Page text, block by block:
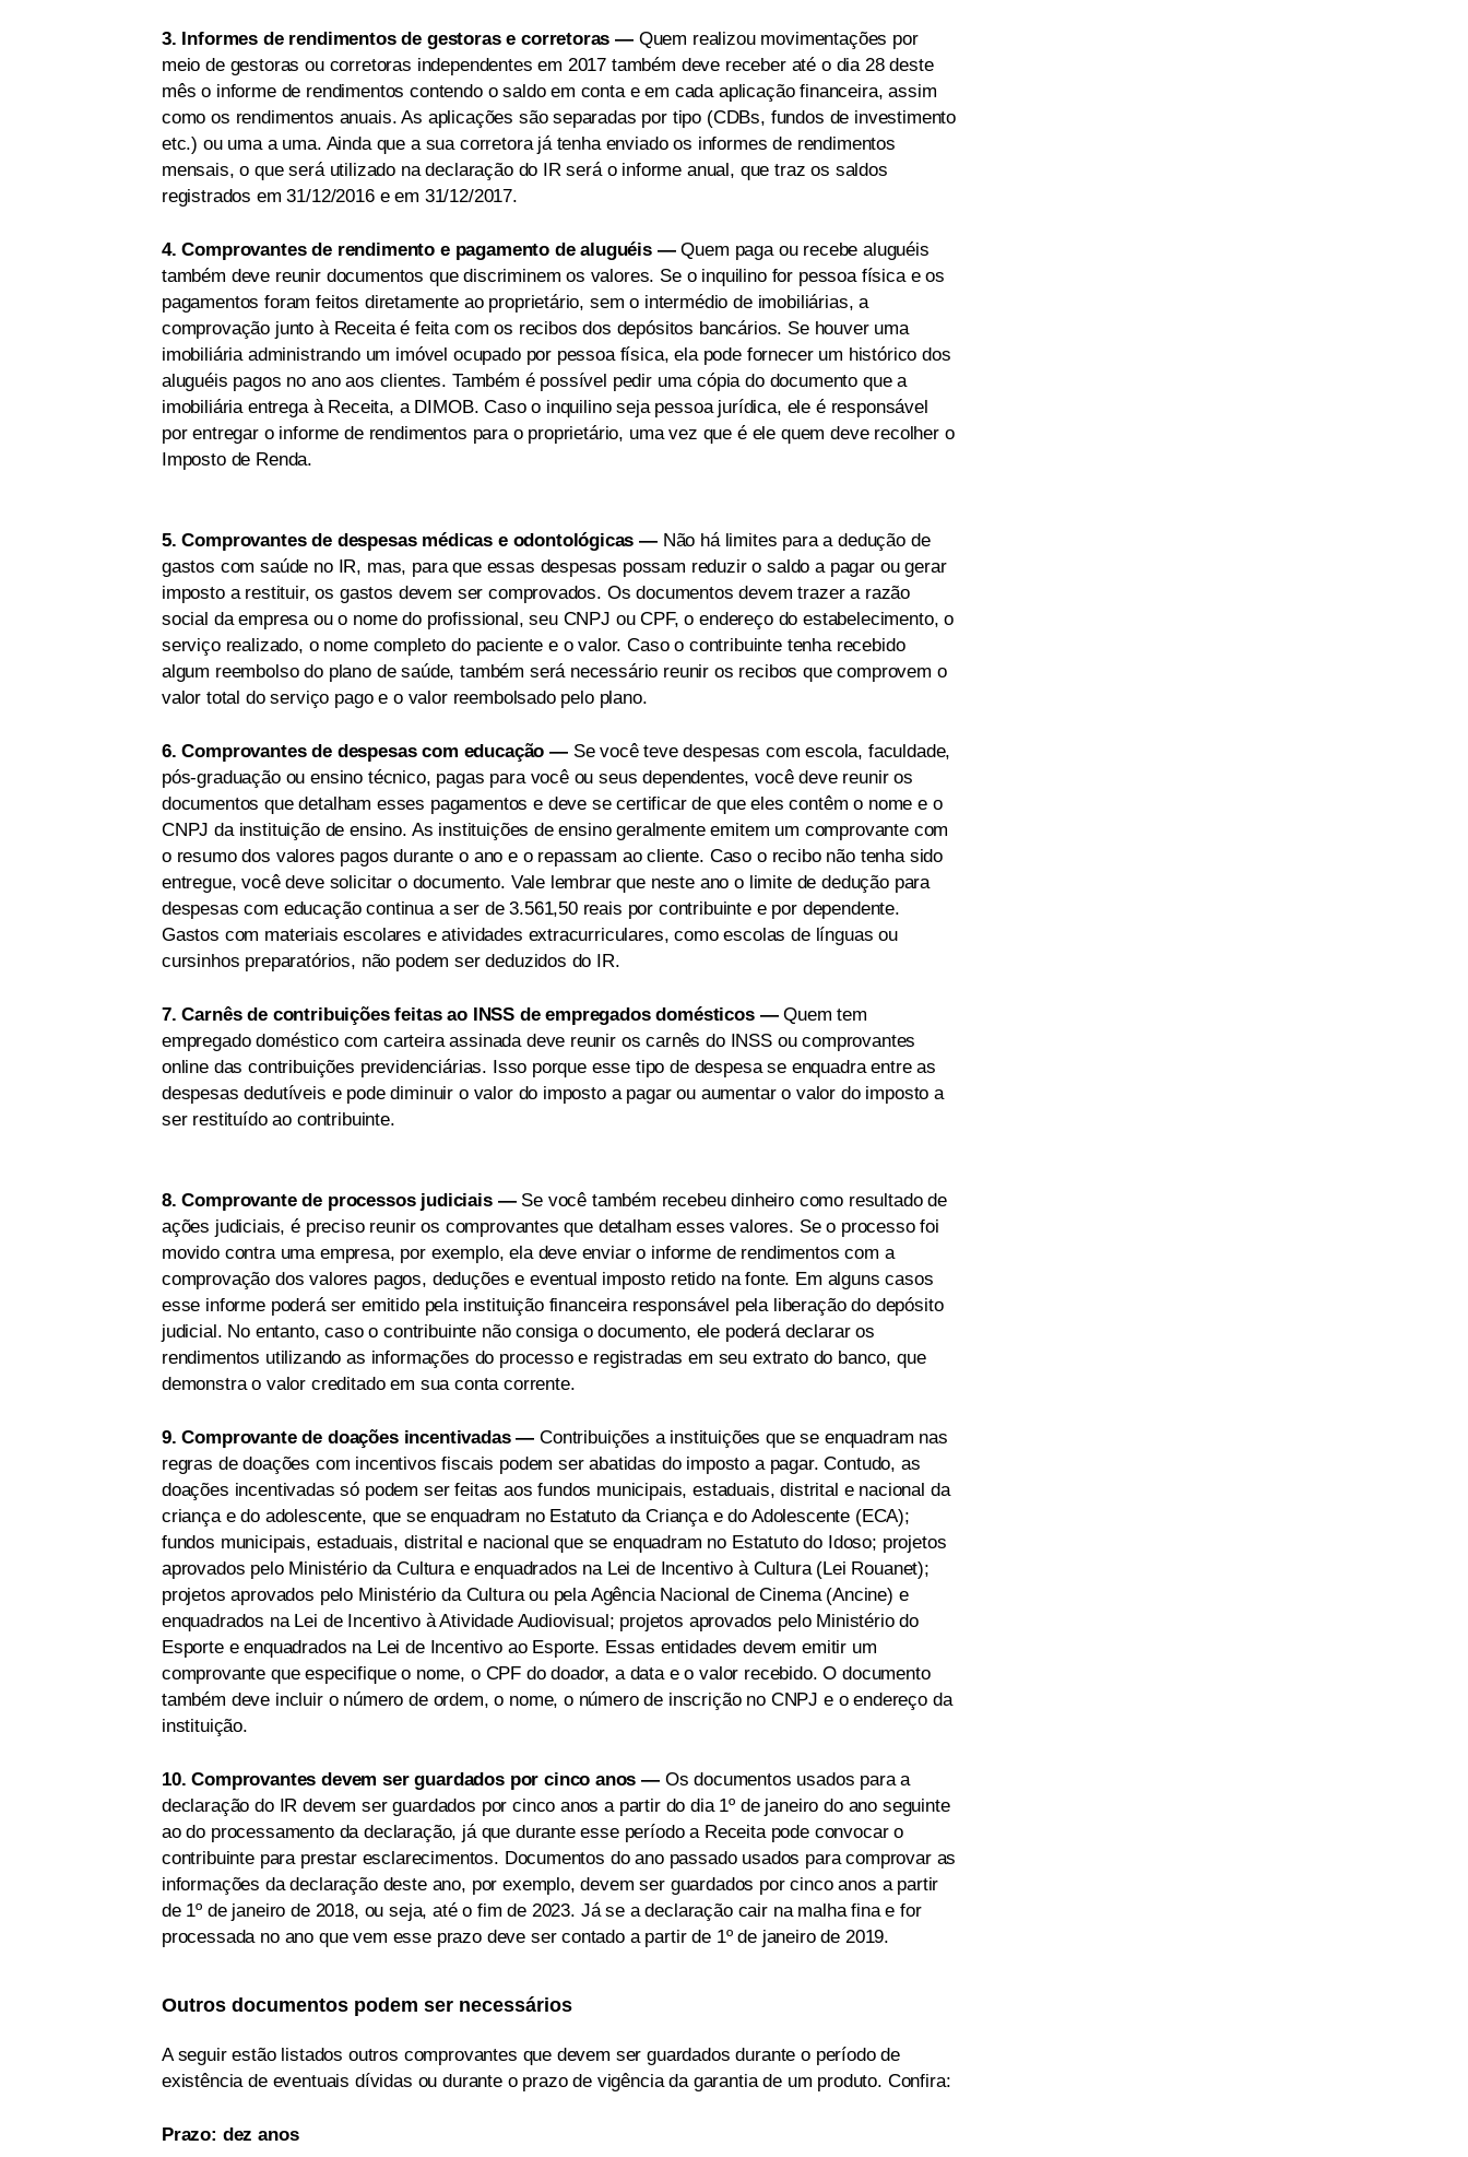
3. Informes de rendimentos de gestoras e corretoras — Quem realizou movimentações por
meio de gestoras ou corretoras independentes em 2017 também deve receber até o dia 28 deste
mês o informe de rendimentos contendo o saldo em conta e em cada aplicação financeira, assim
como os rendimentos anuais. As aplicações são separadas por tipo (CDBs, fundos de investimento
etc.) ou uma a uma. Ainda que a sua corretora já tenha enviado os informes de rendimentos
mensais, o que será utilizado na declaração do IR será o informe anual, que traz os saldos
registrados em 31/12/2016 e em 31/12/2017.
4. Comprovantes de rendimento e pagamento de aluguéis —Quem paga ou recebe aluguéis
também deve reunir documentos que discriminem os valores. Se o inquilino for pessoa física e os
pagamentos foram feitos diretamente ao proprietário, sem o intermédio de imobiliárias, a
comprovação junto à Receita é feita com os recibos dos depósitos bancários. Se houver uma
imobiliária administrando um imóvel ocupado por pessoa física, ela pode fornecer um histórico dos
aluguéis pagos no ano aos clientes. Também é possível pedir uma cópia do documento que a
imobiliária entrega à Receita, a DIMOB. Caso o inquilino seja pessoa jurídica, ele é responsável
por entregar o informe de rendimentos para o proprietário, uma vez que é ele quem deve recolher o
Imposto de Renda.
5. Comprovantes de despesas médicas e odontológicas — Não há limites para a dedução de
gastos com saúde no IR, mas, para que essas despesas possam reduzir o saldo a pagar ou gerar
imposto a restituir, os gastos devem ser comprovados. Os documentos devem trazer a razão
social da empresa ou o nome do profissional, seu CNPJ ou CPF, o endereço do estabelecimento, o
serviço realizado, o nome completo do paciente e o valor. Caso o contribuinte tenha recebido
algum reembolso do plano de saúde, também será necessário reunir os recibos que comprovem o
valor total do serviço pago e o valor reembolsado pelo plano.
6. Comprovantes de despesas com educação —Se você teve despesas com escola, faculdade,
pós-graduação ou ensino técnico, pagas para você ou seus dependentes, você deve reunir os
documentos que detalham esses pagamentos e deve se certificar de que eles contêm o nome e o
CNPJ da instituição de ensino. As instituições de ensino geralmente emitem um comprovante com
o resumo dos valores pagos durante o ano e o repassam ao cliente. Caso o recibo não tenha sido
entregue, você deve solicitar o documento. Vale lembrar que neste ano o limite de dedução para
despesas com educação continua a ser de 3.561,50 reais por contribuinte e por dependente.
Gastos com materiais escolares e atividades extracurriculares, como escolas de línguas ou
cursinhos preparatórios, não podem ser deduzidos do IR.
7. Carnês de contribuições feitas ao INSS de empregados domésticos —Quem tem
empregado doméstico com carteira assinada deve reunir os carnês do INSS ou comprovantes
online das contribuições previdenciárias. Isso porque esse tipo de despesa se enquadra entre as
despesas dedutíveis e pode diminuir o valor do imposto a pagar ou aumentar o valor do imposto a
ser restituído ao contribuinte.
8. Comprovante de processos judiciais —Se você também recebeu dinheiro como resultado de
ações judiciais, é preciso reunir os comprovantes que detalham esses valores. Se o processo foi
movido contra uma empresa, por exemplo, ela deve enviar o informe de rendimentos com a
comprovação dos valores pagos, deduções e eventual imposto retido na fonte. Em alguns casos
esse informe poderá ser emitido pela instituição financeira responsável pela liberação do depósito
judicial. No entanto, caso o contribuinte não consiga o documento, ele poderá declarar os
rendimentos utilizando as informações do processo e registradas em seu extrato do banco, que
demonstra o valor creditado em sua conta corrente.
9. Comprovante de doações incentivadas — Contribuições a instituições que se enquadram nas
regras de doações com incentivos fiscais podem ser abatidas do imposto a pagar. Contudo, as
doações incentivadas só podem ser feitas aos fundos municipais, estaduais, distrital e nacional da
criança e do adolescente, que se enquadram no Estatuto da Criança e do Adolescente (ECA);
fundos municipais, estaduais, distrital e nacional que se enquadram no Estatuto do Idoso; projetos
aprovados pelo Ministério da Cultura e enquadrados na Lei de Incentivo à Cultura (Lei Rouanet);
projetos aprovados pelo Ministério da Cultura ou pela Agência Nacional de Cinema (Ancine) e
enquadrados na Lei de Incentivo à Atividade Audiovisual; projetos aprovados pelo Ministério do
Esporte e enquadrados na Lei de Incentivo ao Esporte. Essas entidades devem emitir um
comprovante que especifique o nome, o CPF do doador, a data e o valor recebido. O documento
também deve incluir o número de ordem, o nome, o número de inscrição no CNPJ e o endereço da
instituição.
10. Comprovantes devem ser guardados por cinco anos — Os documentos usados para a
declaração do IR devem ser guardados por cinco anos a partir do dia 1º de janeiro do ano seguinte
ao do processamento da declaração, já que durante esse período a Receita pode convocar o
contribuinte para prestar esclarecimentos. Documentos do ano passado usados para comprovar as
informações da declaração deste ano, por exemplo, devem ser guardados por cinco anos a partir
de 1º de janeiro de 2018, ou seja, até o fim de 2023. Já se a declaração cair na malha fina e for
processada no ano que vem esse prazo deve ser contado a partir de 1º de janeiro de 2019.
Outros documentos podem ser necessários
A seguir estão listados outros comprovantes que devem ser guardados durante o período de
existência de eventuais dívidas ou durante o prazo de vigência da garantia de um produto. Confira:
Prazo: dez anos